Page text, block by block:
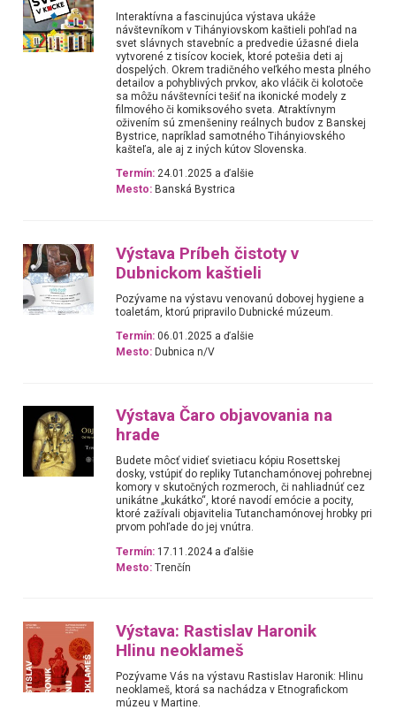
Interaktívna a fascinujúca výstava ukáže
návštevníkom v Tihányiovskom kaštieli pohľad na
svet slávnych stavebníc a predvedie úžasné diela
vytvorené z tisícov kociek, ktoré potešia deti aj
dospelých. Okrem tradičného veľkého mesta plného
detailov a pohyblivých prvkov, ako vláčik či kolotoče
sa môžu návštevníci tešiť na ikonické modely z
filmového či komiksového sveta. Atraktívnym
oživením sú zmenšeniny reálnych budov z Banskej
Bystrice, napríklad samotného Tihányiovského
kašteľa, ale aj z iných kútov Slovenska.
Termín: 24.01.2025 a ďalšie
Mesto: Banská Bystrica
Výstava Príbeh čistoty v
Dubnickom kaštieli
Pozývame na výstavu venovanú dobovej hygiene a
toaletám, ktorú pripravilo Dubnické múzeum.
Termín: 06.01.2025 a ďalšie
Mesto: Dubnica n/V
Výstava Čaro objavovania na
hrade
Budete môcť vidieť svietiacu kópiu Rosettskej
dosky, vstúpiť do repliky Tutanchamónovej pohrebnej
komory v skutočných rozmeroch, či nahliadnúť cez
unikátne „kukátko“, ktoré navodí emócie a pocity,
ktoré zažívali objavitelia Tutanchamónovej hrobky pri
prvom pohľade do jej vnútra.
Termín: 17.11.2024 a ďalšie
Mesto: Trenčín
Výstava: Rastislav Haronik
Hlinu neoklameš
Pozývame Vás na výstavu Rastislav Haronik: Hlinu
neoklameš, ktorá sa nachádza v Etnografickom
múzeu v Martine.